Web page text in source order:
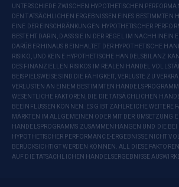
UNTERSCHIEDE ZWISCHEN HYPOTHETISCHEN
DEN TATSÄCHLICHEN ERGEBNISSEN EINES BESTIMMTEN
EINE DER EINSCHRÄNKUNGEN HYPOTHETISCHER
BESTEHT DARIN, DASS SIE IN DER REGEL IM NACHHINEIN
DARÜBER HINAUS BEINHALTET DER HYPOTHETISCHE
RISIKO, UND KEINE HYPOTHETISCHE HANDELSBILANZ
DES FINANZIELLEN RISIKOS IM REALEN HANDEL
BEISPIELSWEISE SIND DIE FÄHIGKEIT, VERLUSTE ZU
VERLUSTEN AN EINEM BESTIMMTEN HANDELSPROGRAMM
WESENTLICHE FAKTOREN, DIE DIE TATSÄCHLICHEN
BEEINFLUSSEN KÖNNEN. ES GIBT ZAHLREICHE WEITERE
MÄRKTEN IM ALLGEMEINEN ODER MIT DER UMSETZUNG
HANDELSPROGRAMMS ZUSAMMENHÄNGEN UND DIE BEI
HYPOTHETISCHER PERFORMANCE-ERGEBNISSE NICHT
BERÜCKSICHTIGT WERDEN KÖNNEN. ALL DIESE
AUF DIE TATSÄCHLICHEN HANDELSERGEBNISSE